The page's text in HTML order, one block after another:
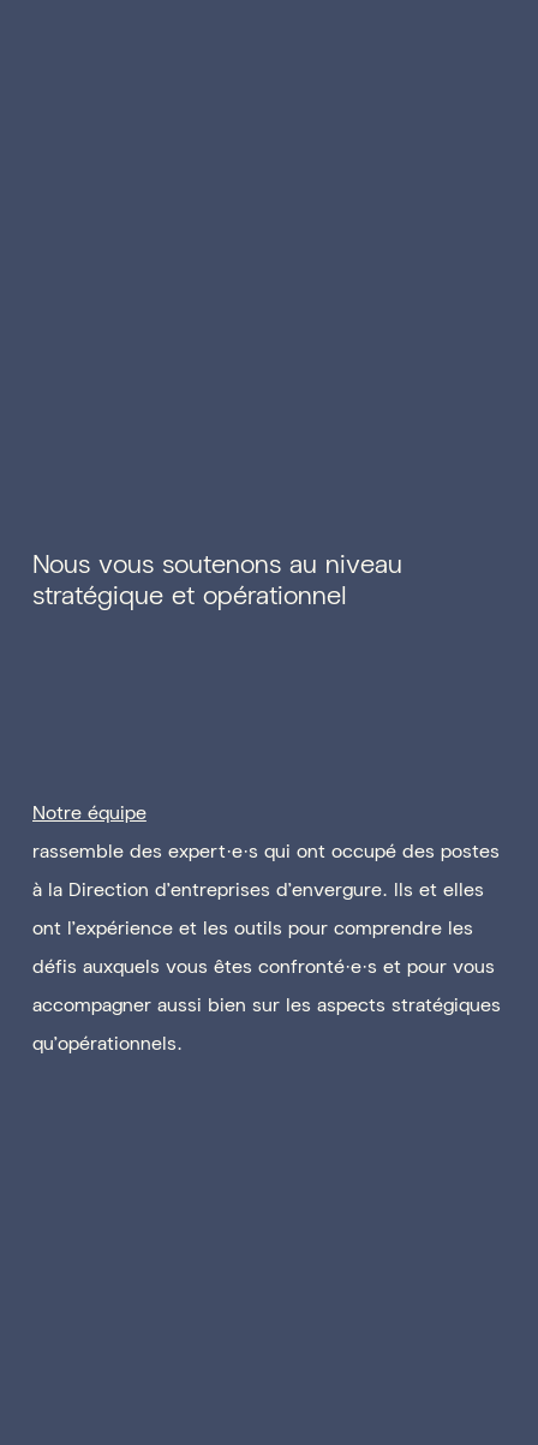
Nous vous soutenons au niveau
stratégique et opérationnel
Notre équipe
rassemble des expert·e·s qui ont occupé des postes
à la Direction d'entreprises d’envergure. Ils et elles
ont l’expérience et les outils pour comprendre les
défis auxquels vous êtes confronté·e·s et pour vous
accompagner aussi bien sur les aspects stratégiques
qu’opérationnels.